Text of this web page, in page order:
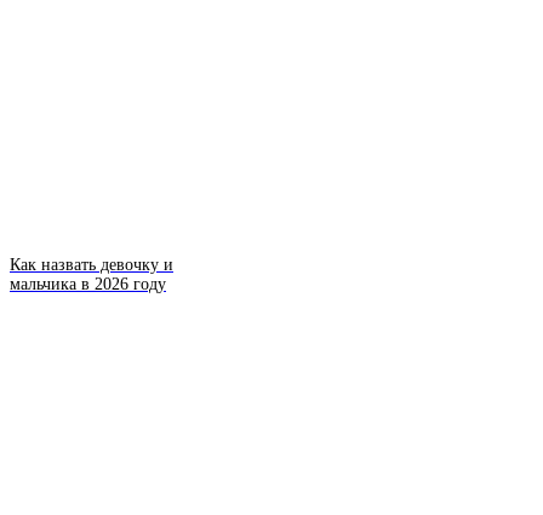
Как назвать девочку и
мальчика в 2026 году